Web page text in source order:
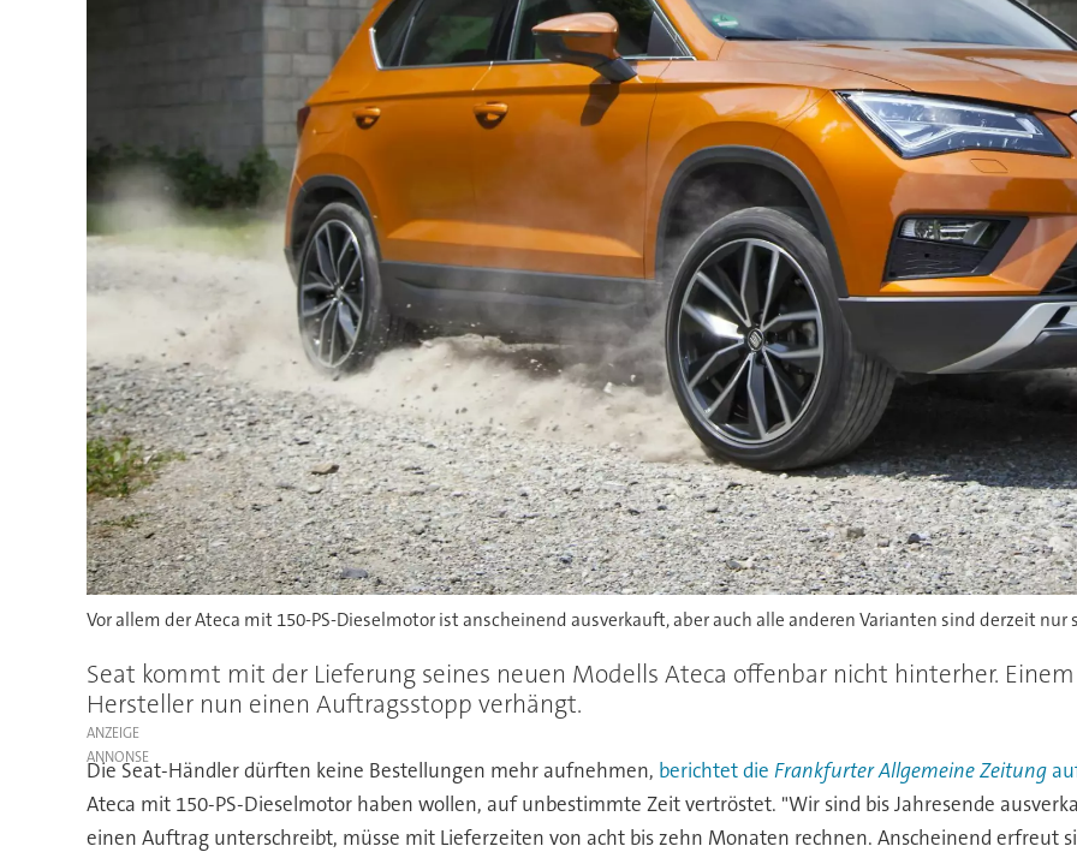
Vor allem der Ateca mit 150-PS-Dieselmotor ist anscheinend ausverkauft, aber auch alle anderen Varianten sind derzeit nur
Seat kommt mit der Lieferung seines neuen Modells Ateca offenbar nicht hinterher.
Hersteller nun einen Auftragsstopp verhängt.
ANZEIGE
Die Seat-Händler dürften keine Bestellungen mehr aufnehmen, berichtet die Frankfurter Allgemeine Zeitung
Ateca mit 150-PS-Dieselmotor haben wollen, auf unbestimmte Zeit vertröstet. "Wir sind bis Jahresende
einen Auftrag unterschreibt, müsse mit Lieferzeiten von acht bis zehn Monaten rechnen. Anscheinend erfreut